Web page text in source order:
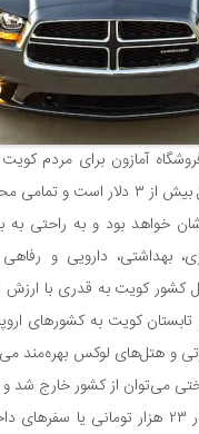
آمازون برای مردم
است زیرا هر دینار معادل بیش از ۳
خواهد بود و به راحتی به
بهداشتی، دارویی و
کشور کویت به قدری با
تابستان کویت به کشورهای
و هتل‌های لوکس بهره‌مند
می‌توان از کشور خارج شد
کشورهای همسایه با دلار ۲۳ هزار تومانی